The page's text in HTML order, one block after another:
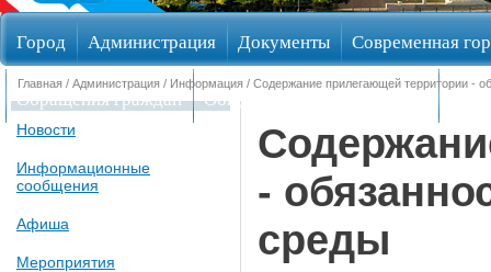
Город Администрация Документы Современная
Обращения граждан Общественные обсуждения
Главная / Администрация / Информация / Содержание прилегающей территории -
Новости
Информационные
сообщения
Афиша
Мероприятия
-
среды